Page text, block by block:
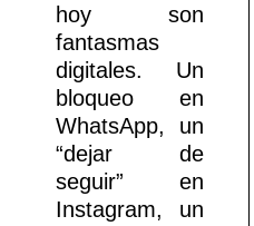
hoy son
fantasmas
digitales. Un
bloqueo en
WhatsApp, un
“dejar de
seguir” en
Instagram, un